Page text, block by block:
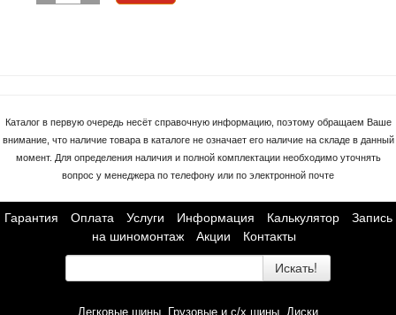
Каталог в первую очередь несёт справочную информацию, поэтому обращаем Ваше
внимание, что наличие товара в каталоге не означает его наличие на складе в данный
момент. Для определения наличия и полной комплектации необходимо уточнять
вопрос у менеджера по телефону или по электронной почте
Гарантия Оплата Услуги Информация Калькулятор
Запись
на шиномонтаж
Акции Контакты
Искать!
Легковые шины Грузовые и с/х шины Диски